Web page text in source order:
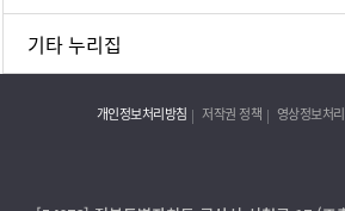
기타 누리집
개인정보처리방침 저작권 정책 영상정보처